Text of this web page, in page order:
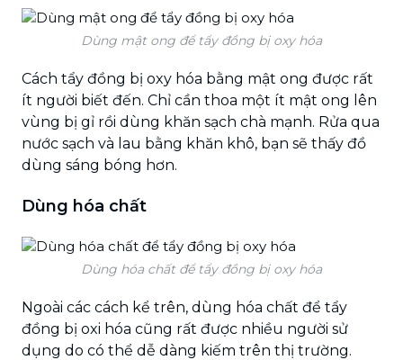
Dùng mật ong để tẩy đồng bị oxy hóa
Cách tẩy đồng bị oxy hóa bằng mật ong được rất
ít người biết đến. Chỉ cần thoa một ít mật ong lên
vùng bị gỉ rồi dùng khăn sạch chà mạnh. Rửa qua
nước sạch và lau bằng khăn khô, bạn sẽ thấy đồ
dùng sáng bóng hơn.
Dùng hóa chất
Dùng hóa chất để tẩy đồng bị oxy hóa
Ngoài các cách kể trên, dùng hóa chất để tẩy
đồng bị oxi hóa cũng rất được nhiều người sử
dụng do có thể dễ dàng kiếm trên thị trường.